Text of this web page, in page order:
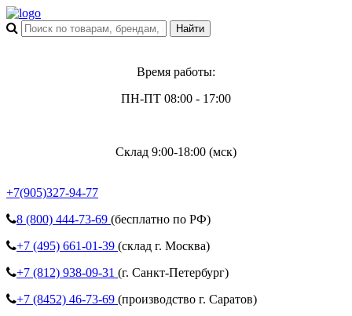
Время работы:
ПН-ПТ 08:00 - 17:00
Склад 9:00-18:00 (мск)
+7(905)327-94-77
8 (800) 444-73-69 (бесплатно по РФ)
+7 (495) 661-01-39 (склад г. Москва)
+7 (812) 938-09-31 (г. Санкт-Петербург)
+7 (8452) 46-73-69 (производство г. Саратов)